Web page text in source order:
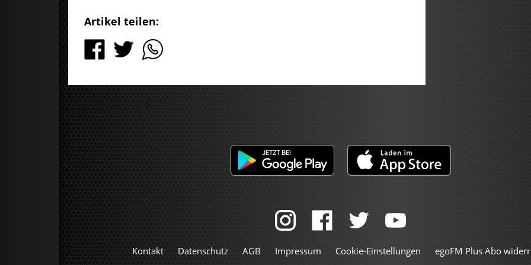
Artikel teilen:
Kontakt Datenschutz AGB Impressum Cookie-Einstellungen egoFM Plus Abo